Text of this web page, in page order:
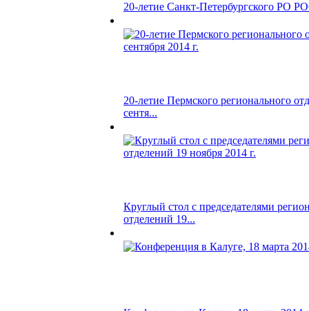
20-летие Санкт-Петербургского РО
20-летие Пермского регионального
сентя...
Круглый стол с председателями
отделений 19...